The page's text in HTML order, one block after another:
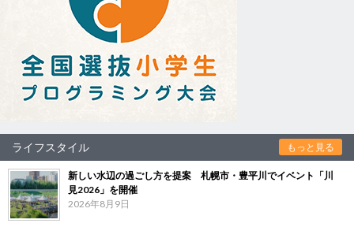
ライフスタイル もっと見る
新しい水辺の過ごし方を提案 札幌市・豊平川でイベント「川
見2026」を開催
2026年8月9日